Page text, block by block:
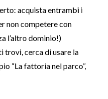
acquista entrambi i
non competere con
l’altro dominio!)
trovi, cerca di usare la
“La fattoria nel parco”,